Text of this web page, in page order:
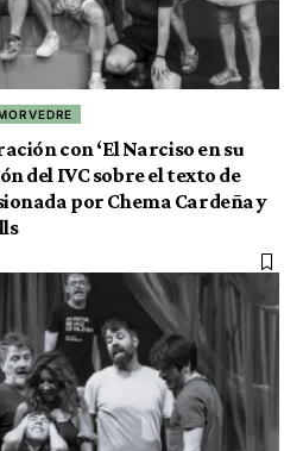
con ‘El Narciso en su
del IVC sobre el texto de
por Chema Cardeña y